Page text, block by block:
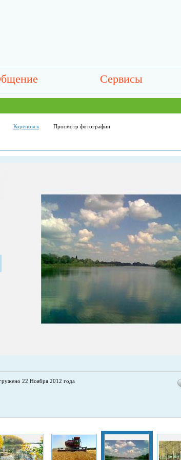
Сервисы
Кореновск Просмотр фотографии
22 Ноября 2012 года